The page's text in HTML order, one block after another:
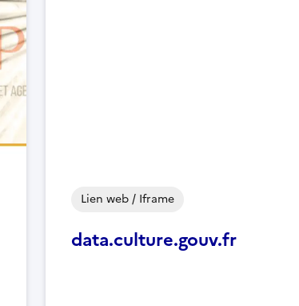
data.culture.gouv.fr
Lien web / Iframe